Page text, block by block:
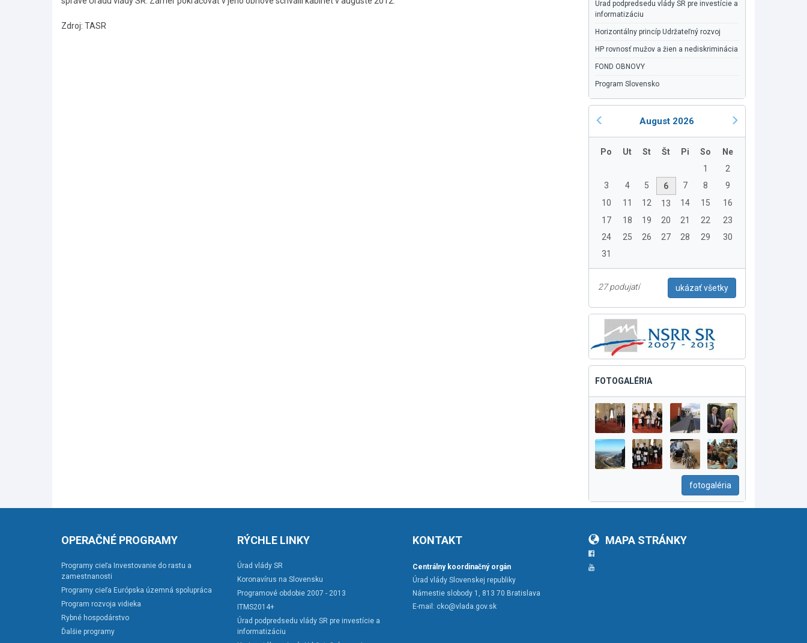
Zdroj: TASR
Úrad podpredsedu vlády SR pre investície a
informatizáciu
Horizontálny princíp Udržateľný rozvoj
HP rovnosť mužov a žien a nediskriminácia
FOND OBNOVY
Program Slovensko
August 2026
Po Ut St Št Pi So
Ne
1
2
3
4 5 6 7 8
9
10
11 12 13 14 15
16
17
18 19 20 21 22
23
24
25 26 27 28 29
30
31
27 podujatí ukázať všetky
FOTOGALÉRIA
fotogaléria
OPERAČNÉ PROGRAMY
Programy cieľa Investovanie do rastu a
zamestnanosti
Programy cieľa Európska územná spolupráca
Program rozvoja vidieka
Rybné hospodárstvo
Ďalšie programy
RÝCHLE LINKY
Úrad vlády SR
Koronavírus na Slovensku
Programové obdobie 2007 - 2013
ITMS2014+
Úrad podpredsedu vlády SR pre investície a
informatizáciu
KONTAKT
Centrálny koordinačný orgán
Úrad vlády Slovenskej republiky
Námestie slobody 1, 813 70 Bratislava
E-mail: cko@vlada.gov.sk
MAPA STRÁNKY
Facebook
YouTube